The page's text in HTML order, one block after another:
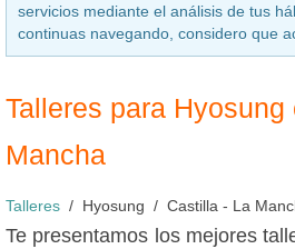
servicios mediante el análisis de tus
continuas navegando, considero que
Talleres para
Mancha
Talleres Hyosung Castilla - La
Te presentamos los mejores